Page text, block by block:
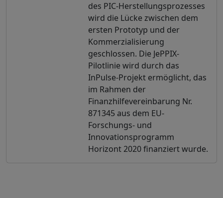
des PIC-Herstellungsprozesses
wird die Lücke zwischen dem
ersten Prototyp und der
Kommerzialisierung
geschlossen. Die JePPIX-
Pilotlinie wird durch das
InPulse-Projekt ermöglicht, das
im Rahmen der
Finanzhilfevereinbarung Nr.
871345 aus dem EU-
Forschungs- und
Innovationsprogramm
Horizont 2020 finanziert wurde.